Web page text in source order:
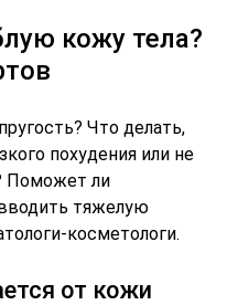
кожу тела?
Что делать,
похудения или не
Поможет ли
тяжелую
косметологи.
от кожи